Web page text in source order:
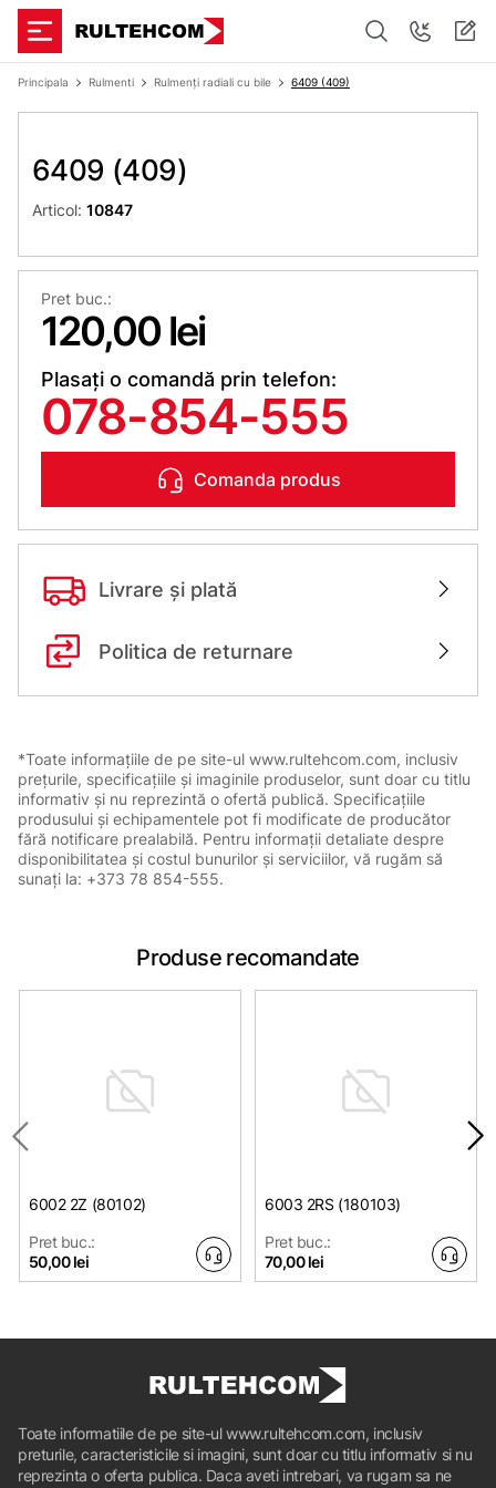
Principala Rulmenti Rulmenți radiali cu bile 6409 (409)
6409 (409)
Articol: 10847
Pret buc.:
120,00 lei
Plasați o comandă prin telefon:
078-854-555
Comanda produs
Livrare și plată
Politica de returnare
*Toate informațiile de pe site-ul www.rultehcom.com, inclusiv
prețurile, specificațiile și imaginile produselor, sunt doar cu titlu
informativ și nu reprezintă o ofertă publică. Specificațiile
produsului și echipamentele pot fi modificate de producător
fără notificare prealabilă. Pentru informații detaliate despre
disponibilitatea și costul bunurilor și serviciilor, vă rugăm să
sunați la: +373 78 854-555.
Produse recomandate
6002 2Z (80102)
Pret buc.:
50,00 lei
6003 2RS (180103)
Pret buc.:
70,00 lei
Toate informatiile de pe site-ul www.rultehcom.com, inclusiv
preturile, caracteristicile si imagini, sunt doar cu titlu informativ si nu
reprezinta o oferta publica. Daca aveti intrebari, va rugam sa ne